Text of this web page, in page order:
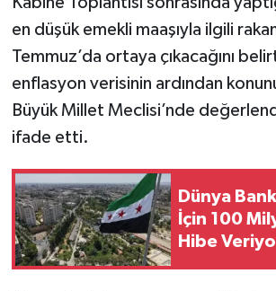
en düşük emekli maaşıyla ilgili
Temmuz’da ortaya çıkacağını
enflasyon verisinin ardından
Büyük Millet Meclisi’nde
ifade etti.
Dünya
İçin 100
Hibe